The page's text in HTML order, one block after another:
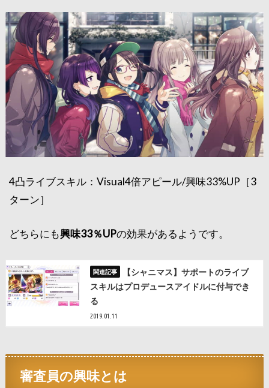
4凸ライブスキル：Visual4倍アピール/興味33%UP［3
ターン］
どちらにも興味33％UPの効果があるようです。
【シャニマス】サポートのライブ
スキルはプロデュースアイドルに付与でき
る
2019.01.11
審査員の興味とは